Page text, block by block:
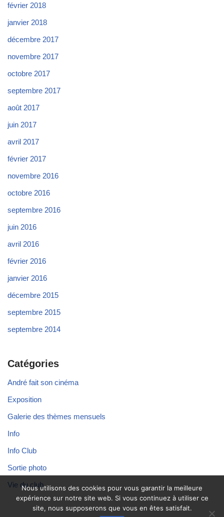
février 2018
janvier 2018
décembre 2017
novembre 2017
octobre 2017
septembre 2017
août 2017
juin 2017
avril 2017
février 2017
novembre 2016
octobre 2016
septembre 2016
juin 2016
avril 2016
février 2016
janvier 2016
décembre 2015
septembre 2015
septembre 2014
Catégories
André fait son cinéma
Exposition
Galerie des thèmes mensuels
Info
Info Club
Sortie photo
Vie du club
Nous utilisons des cookies pour vous garantir la meilleure
expérience sur notre site web. Si vous continuez à utiliser ce
site, nous supposerons que vous en êtes satisfait.